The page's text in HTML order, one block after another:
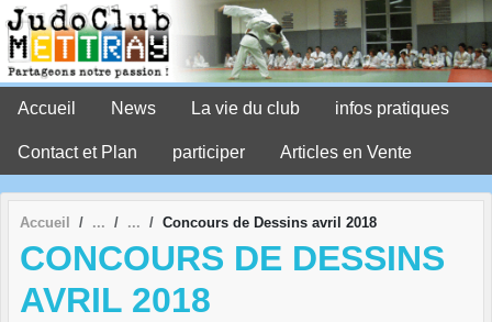
Accueil News La vie du club infos pratiques
Contact et Plan participer Articles en Vente
Accueil Concours de Dessins avril 2018
CONCOURS DE DESSINS
AVRIL 2018
Panneau de gestion des cookies